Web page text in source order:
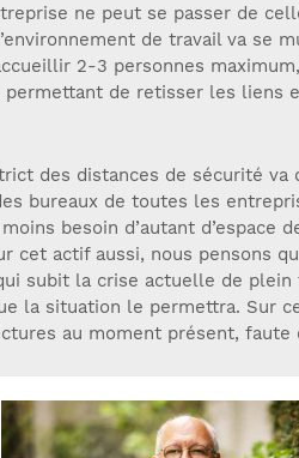
ne peut se passer de
de travail va se
2-3 personnes
permettant de retisser les liens
des distances de sécurité va
bureaux de toutes les
besoin d’autant d’espace
cet actif aussi, nous pensons
subit la crise actuelle de plein
la situation le permettra. Sur
au moment présent, faute